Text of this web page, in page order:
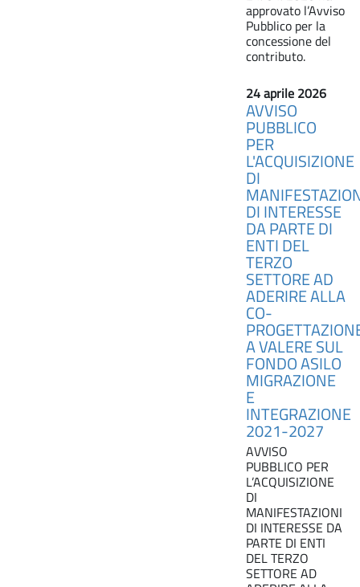
approvato l’Avviso
Pubblico per la
concessione del
contributo.
24 aprile 2026
AVVISO
PUBBLICO
PER
L'ACQUISIZIONE
DI
DI INTERESSE
DA PARTE DI
ENTI DEL
TERZO
SETTORE AD
ADERIRE ALLA
CO-
A VALERE SUL
FONDO ASILO
MIGRAZIONE
E
INTEGRAZIONE
2021-2027
AVVISO
PUBBLICO PER
L’ACQUISIZIONE
DI
MANIFESTAZIONI
DI INTERESSE DA
PARTE DI ENTI
DEL TERZO
SETTORE AD